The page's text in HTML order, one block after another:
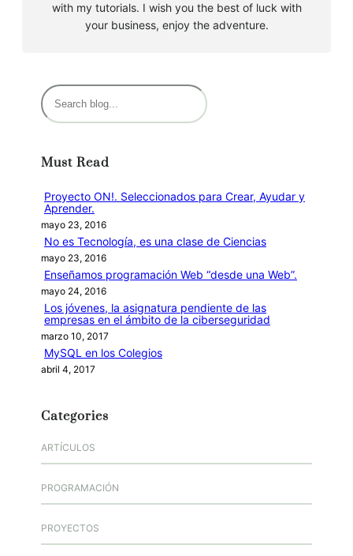
with my tutorials. I wish you the best of luck with
your business, enjoy the adventure.
B
u
a
Must Read
Proyecto ON!. Seleccionados para Crear, Ayudar y
Aprender.
mayo 23, 2016
No es Tecnología, es una clase de Ciencias
mayo 23, 2016
Enseñamos programación Web “desde una Web”.
mayo 24, 2016
Los jóvenes, la asignatura pendiente de las
empresas en el ámbito de la ciberseguridad
marzo 10, 2017
MySQL en los Colegios
abril 4, 2017
Categories
ARTÍCULOS
PROGRAMACIÓN
PROYECTOS